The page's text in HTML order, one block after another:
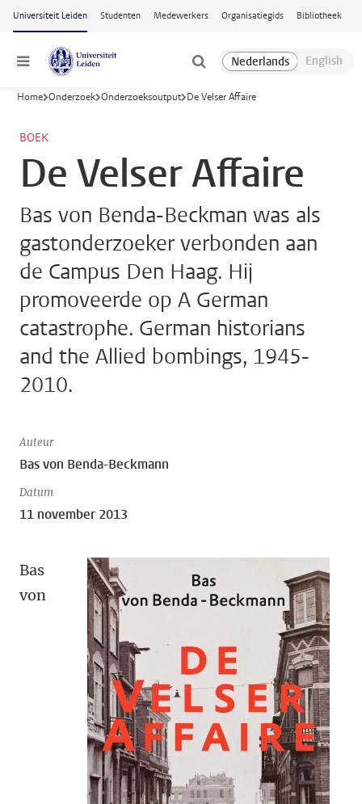
Ga naar hoofdinhoud
Universiteit Leiden Studenten Medewerkers Organisatiegids Bibliotheek
Menu
Home Onderzoek Onderzoeksoutput De Velser Affaire
BOEK
De Velser Affaire
Bas von Benda-Beckman was als
gastonderzoeker verbonden aan
de Campus Den Haag. Hij
promoveerde op A German
catastrophe. German historians
and the Allied bombings, 1945-
2010.
Auteur
Bas von Benda-Beckmann
Datum
11 november 2013
Bas
von